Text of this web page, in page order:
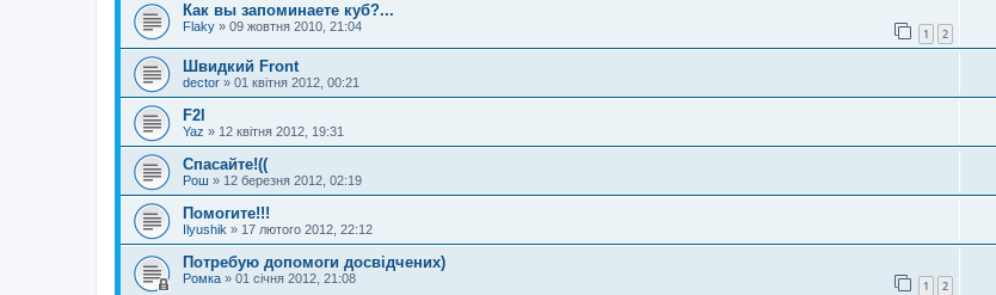
Как вы запоминаете куб?...
Flaky » 09 жовтня 2010, 21:04 1 2
Швидкий Front
dector » 01 квітня 2012, 00:21
F2l
Yaz » 12 квітня 2012, 19:31
Спасайте!((
Рош » 12 березня 2012, 02:19
Помогите!!!
Ilyushik » 17 лютого 2012, 22:12
Потребую допомоги досвідчених)
Ромка » 01 січня 2012, 21:08 1 2